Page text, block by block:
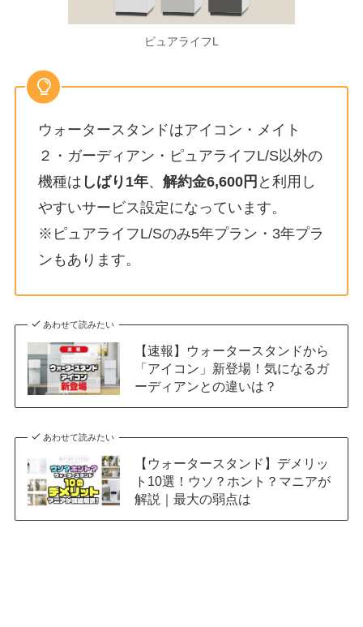
ピュアライフL
ウォータースタンドはアイコン・メイト
２・ガーディアン・ピュアライフL/S以外の
機種は しばり1年、 解約金6,600円 と利用し
やすいサービス設定になっています。
※ピュアライフL/Sのみ5年プラン・3年プラ
ンもあります。
あわせて読みたい
【速報】ウォータースタンドから
「アイコン」新登場！気になるガ
ーディアンとの違いは？
あわせて読みたい
【ウォータースタンド】デメリッ
ト10選！ウソ？ホント？マニアが
解説｜最大の弱点は